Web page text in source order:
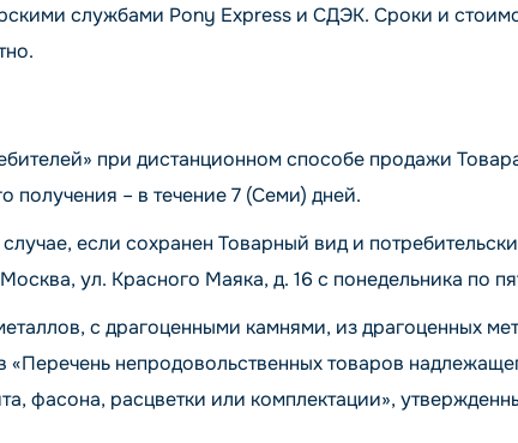
службами Pony Express и СДЭК. Сроки и
при дистанционном способе продажи
получения – в течение 7 (Семи) дней.
если сохранен Товарный вид и
ул. Красного Маяка, д. 16 с понедельника по
с драгоценными камнями, из драгоценных
непродовольственных товаров
фасона, расцветки или комплектации»,